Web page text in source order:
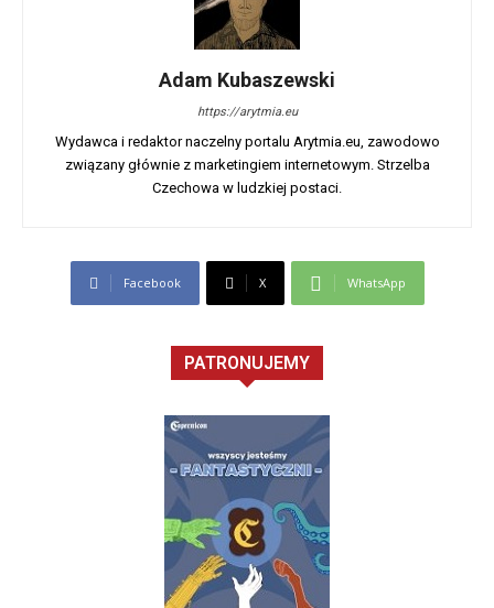
Adam Kubaszewski
https://arytmia.eu
Wydawca i redaktor naczelny portalu Arytmia.eu, zawodowo
związany głównie z marketingiem internetowym. Strzelba
Czechowa w ludzkiej postaci.
Facebook X WhatsApp
PATRONUJEMY